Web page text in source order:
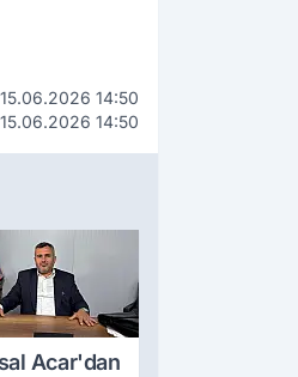
15.06.2026 14:50
14:50
Acar'dan